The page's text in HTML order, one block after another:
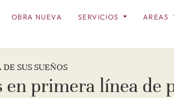
OBRA NUEVA SERVICIOS AREAS
SUS SUEÑOS
en primera línea de